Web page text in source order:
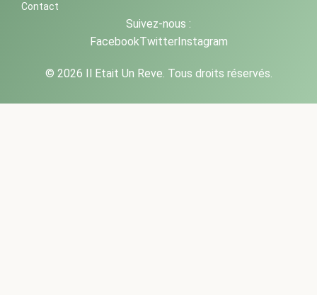
Contact
Suivez-nous :
FacebookTwitterInstagram
© 2026 Il Etait Un Reve. Tous droits réservés.